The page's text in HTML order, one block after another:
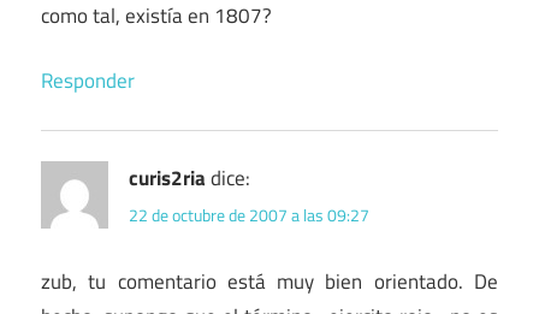
como tal, existía en 1807?
Responder
curis2riadice:
22 de octubre de 2007 a las 09:27
zub, tu comentario está muy bien orientado. De